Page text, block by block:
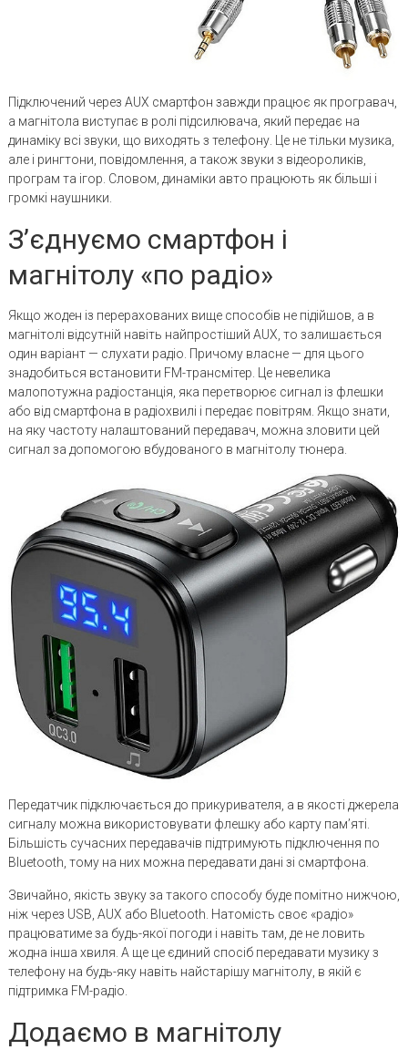
Підключений через AUX смартфон завжди працює як програвач,
а магнітола виступає в ролі підсилювача, який передає на
динаміку всі звуки, що виходять з телефону. Це не тільки музика,
але і рингтони, повідомлення, а також звуки з відеороликів,
програм та ігор. Словом, динаміки авто працюють як більші і
громкі наушники.
З’єднуємо смартфон і
магнітолу «по радіо»
Якщо жоден із перерахованих вище способів не підійшов, а в
магнітолі відсутній навіть найпростіший AUX, то залишається
один варіант — слухати радіо. Причому власне — для цього
знадобиться встановити FM-трансмітер. Це невелика
малопотужна радіостанція, яка перетворює сигнал із флешки
або від смартфона в радіохвилі і передає повітрям. Якщо знати,
на яку частоту налаштований передавач, можна зловити цей
сигнал за допомогою вбудованого в магнітолу тюнера.
Передатчик підключається до прикуривателя, а в якості джерела
сигналу можна використовувати флешку або карту пам’яті.
Більшість сучасних передавачів підтримують підключення по
Bluetooth, тому на них можна передавати дані зі смартфона.
Звичайно, якість звуку за такого способу буде помітно нижчою,
ніж через USB, AUX або Bluetooth. Натомість своє «радіо»
працюватиме за будь-якої погоди і навіть там, де не ловить
жодна інша хвиля. А ще це єдиний спосіб передавати музику з
телефону на будь-яку навіть найстарішу магнітолу, в якій є
підтримка FM-радіо.
Додаємо в магнітолу